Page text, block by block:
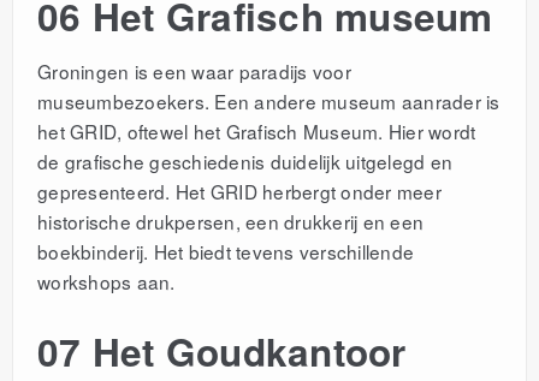
06 Het Grafisch museum
Groningen is een waar paradijs voor
museumbezoekers. Een andere museum aanrader is
het GRID, oftewel het Grafisch Museum. Hier wordt
de grafische geschiedenis duidelijk uitgelegd en
gepresenteerd. Het GRID herbergt onder meer
historische drukpersen, een drukkerij en een
boekbinderij. Het biedt tevens verschillende
workshops aan.
07 Het Goudkantoor